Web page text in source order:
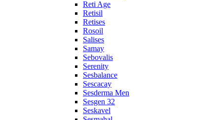
Reti Age
Retisil
Retises
Rosoil
Salises
Samay
Sebovalis
Serenity
Sesbalance
Sescacay
Sesderma Men
Sesgen 32
Seskavel